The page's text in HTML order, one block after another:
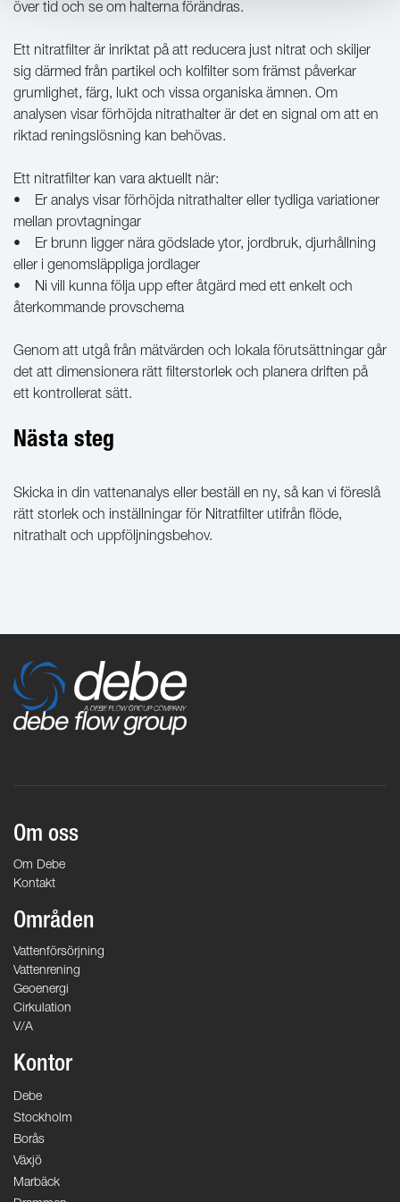
över tid och se om halterna förändras.
Ett nitratfilter är inriktat på att reducera just nitrat och skiljer
sig därmed från partikel och kolfilter som främst påverkar
grumlighet, färg, lukt och vissa organiska ämnen. Om
analysen visar förhöjda nitrathalter är det en signal om att en
riktad reningslösning kan behövas.
Ett nitratfilter kan vara aktuellt när:
• Er analys visar förhöjda nitrathalter eller tydliga variationer
mellan provtagningar
• Er brunn ligger nära gödslade ytor, jordbruk, djurhållning
eller i genomsläppliga jordlager
• Ni vill kunna följa upp efter åtgärd med ett enkelt och
återkommande provschema
Genom att utgå från mätvärden och lokala förutsättningar går
det att dimensionera rätt filterstorlek och planera driften på
ett kontrollerat sätt.
Nästa steg
Skicka in din vattenanalys eller beställ en ny, så kan vi föreslå
rätt storlek och inställningar för Nitratfilter utifrån flöde,
nitrathalt och uppföljningsbehov.
Om oss
Om Debe
Kontakt
Områden
Vattenförsörjning
Vattenrening
Geoenergi
Cirkulation
V/A
Kontor
Debe
Stockholm
Borås
Växjö
Marbäck